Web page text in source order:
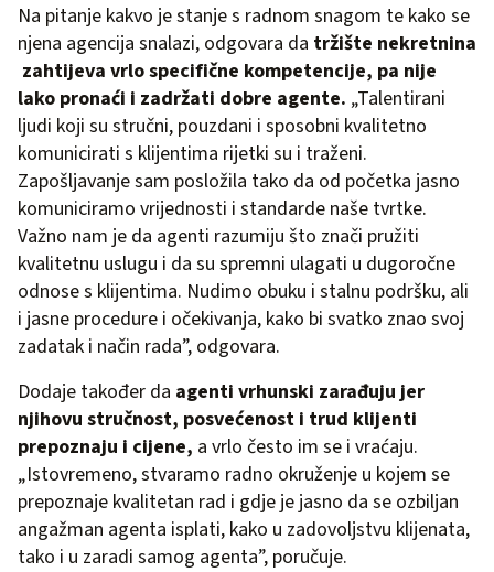
Na pitanje kakvo je stanje s radnom snagom te kako se
njena agencija snalazi, odgovara da tržište nekretnina
zahtijeva vrlo specifične kompetencije, pa nije
lako pronaći i zadržati dobre agente. „Talentirani
ljudi koji su stručni, pouzdani i sposobni kvalitetno
komunicirati s klijentima rijetki su i traženi.
Zapošljavanje sam posložila tako da od početka jasno
komuniciramo vrijednosti i standarde naše tvrtke.
Važno nam je da agenti razumiju što znači pružiti
kvalitetnu uslugu i da su spremni ulagati u dugoročne
odnose s klijentima. Nudimo obuku i stalnu podršku, ali
i jasne procedure i očekivanja, kako bi svatko znao svoj
zadatak i način rada”, odgovara.
Dodaje također da agenti vrhunski zarađuju jer
njihovu stručnost, posvećenost i trud klijenti
prepoznaju i cijene, a vrlo često im se i vraćaju.
„Istovremeno, stvaramo radno okruženje u kojem se
prepoznaje kvalitetan rad i gdje je jasno da se ozbiljan
angažman agenta isplati, kako u zadovoljstvu klijenata,
tako i u zaradi samog agenta”, poručuje.